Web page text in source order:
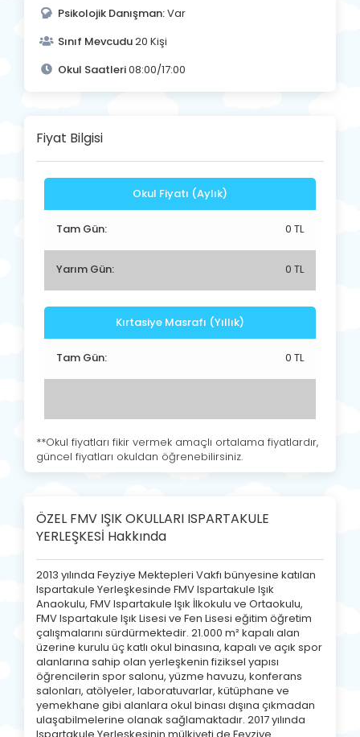
Psikolojik Danışman:Var
Sınıf Mevcudu20 Kişi
Okul Saatleri08:00/17:00
Fiyat Bilgisi
Okul Fiyatı (Aylık)
Tam Gün: 0 TL
Yarım Gün: 0 TL
Kırtasiye Masrafı (Yıllık)
Tam Gün: 0 TL
**Okul fiyatları fikir vermek amaçlı ortalama fiyatlardır,
güncel fiyatları okuldan öğrenebilirsiniz.
ÖZEL FMV IŞIK OKULLARI ISPARTAKULE
YERLEŞKESİ Hakkında
2013 yılında Feyziye Mektepleri Vakfı bünyesine katılan
Ispartakule Yerleşkesinde FMV Ispartakule Işık
Anaokulu, FMV Ispartakule Işık İlkokulu ve Ortaokulu,
FMV Ispartakule Işık Lisesi ve Fen Lisesi eğitim öğretim
çalışmalarını sürdürmektedir. 21.000 m² kapalı alan
üzerine kurulu üç katlı okul binasına, kapalı ve açık spor
alanlarına sahip olan yerleşkenin fiziksel yapısı
öğrencilerin spor salonu, yüzme havuzu, konferans
salonları, atölyeler, laboratuvarlar, kütüphane ve
yemekhane gibi alanlara okul binası dışına çıkmadan
ulaşabilmelerine olanak sağlamaktadır. 2017 yılında